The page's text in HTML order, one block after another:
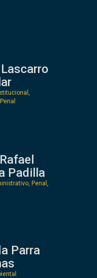
Padilla
Penal,
Parra